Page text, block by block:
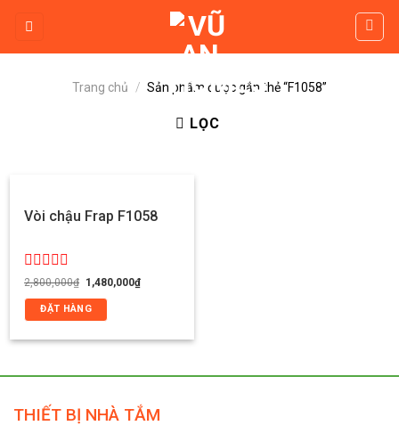
content
Trang chủ / Sản phẩm được gắn thẻ “F1058”
LỌC
Vòi chậu Frap F1058
Được
xếp
hạng
0
5
2,800,000₫ Giá
gốc
là:
2,800,000₫.
1,480,000₫Giá
hiện
ĐẶT HÀNG
THIẾT BỊ NHÀ TẮM